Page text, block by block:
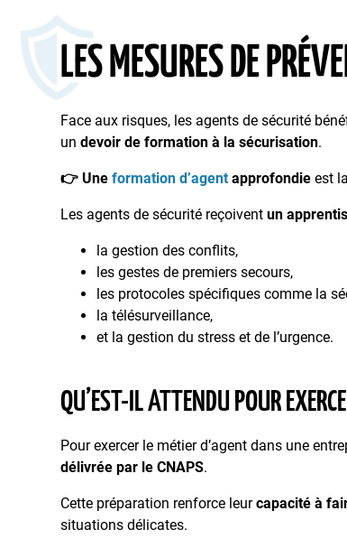
LES MESURES DE
Face aux risques, les agents de sécurité
undevoir de formation à la sécurisation.
👉 Uneformation d’agent approfondie est
Les agents de sécurité reçoiventun
la gestion des conflits,
les gestes de premiers secours,
les protocoles spécifiques comme la
la télésurveillance,
et la gestion du stress et de l’urgence.
QU’EST-IL ATTENDU POUR
Pour exercer le métier d’agent dans une
délivrée par le CNAPS.
Cette préparation renforce leurcapacité à
situations délicates.